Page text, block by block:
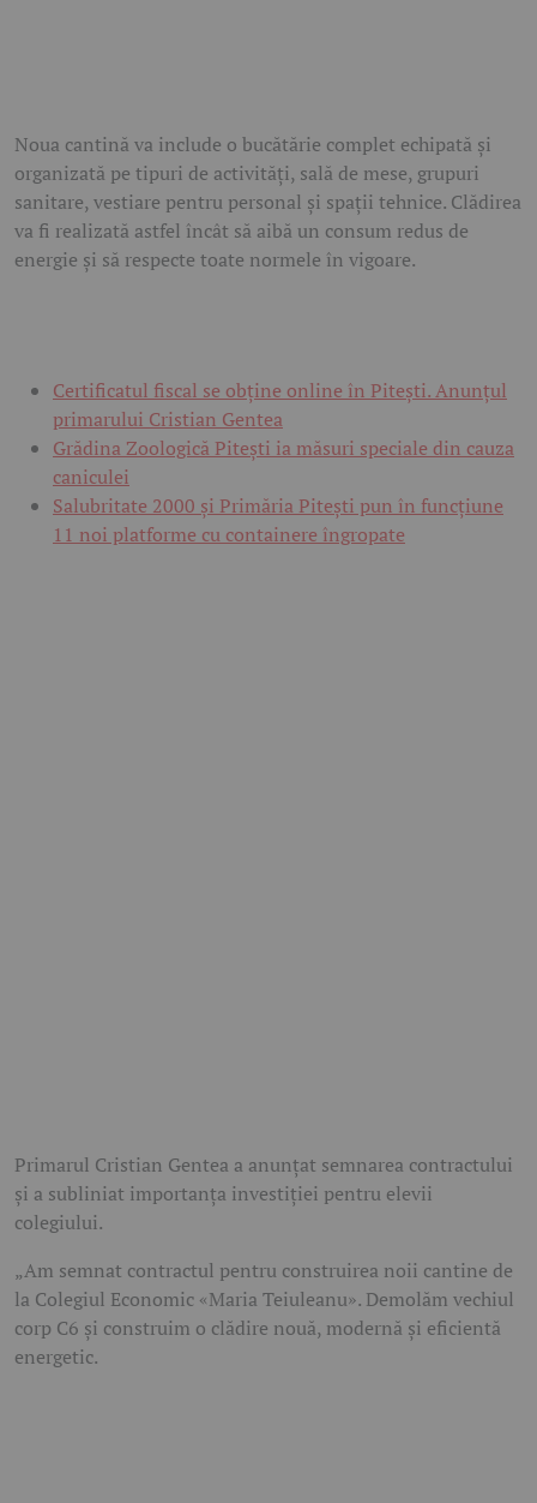
Noua cantină va include o bucătărie complet echipată și
organizată pe tipuri de activități, sală de mese, grupuri
sanitare, vestiare pentru personal și spații tehnice. Clădirea
va fi realizată astfel încât să aibă un consum redus de
energie și să respecte toate normele în vigoare.
Certificatul fiscal se obține online în Pitești. Anunțul
primarului Cristian Gentea
Grădina Zoologică Pitești ia măsuri speciale din cauza
caniculei
Salubritate 2000 și Primăria Pitești pun în funcțiune
11 noi platforme cu containere îngropate
Primarul Cristian Gentea a anunțat semnarea contractului
și a subliniat importanța investiției pentru elevii
colegiului.
„Am semnat contractul pentru construirea noii cantine de
la Colegiul Economic «Maria Teiuleanu». Demolăm vechiul
corp C6 și construim o clădire nouă, modernă și eficientă
energetic.